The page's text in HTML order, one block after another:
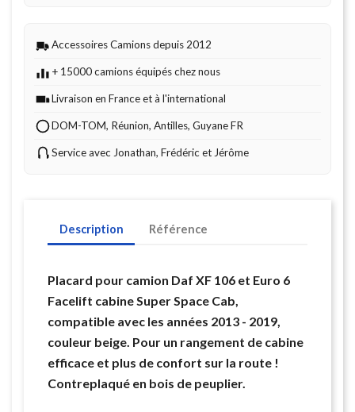
Accessoires Camions depuis 2012
+ 15000 camions équipés chez nous
Livraison en France et à l'international
DOM-TOM, Réunion, Antilles, Guyane FR
Service avec Jonathan, Frédéric et Jérôme
Description Référence
Placard pour camion Daf XF 106 et Euro 6
Facelift cabine Super Space Cab,
compatible avec les années 2013 - 2019,
couleur beige. Pour un rangement de cabine
efficace et plus de confort sur la route !
Contreplaqué en bois de peuplier.